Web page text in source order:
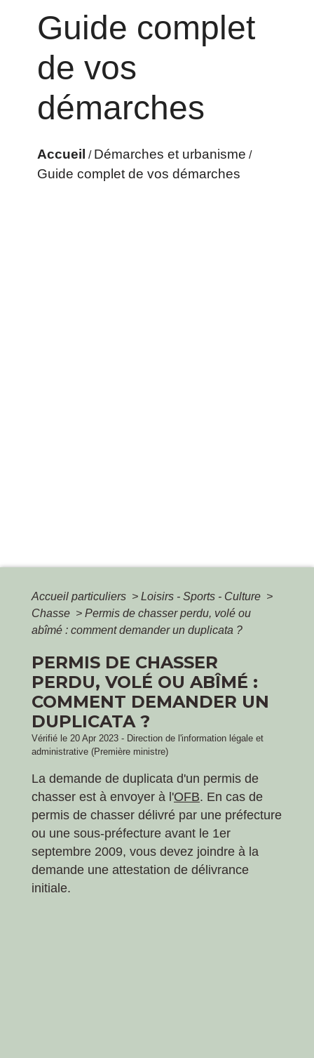
Guide complet
de vos
démarches
Accueil / Démarches et urbanisme /
Guide complet de vos démarches
Accueil particuliers > Loisirs - Sports - Culture >
Chasse > Permis de chasser perdu, volé ou
abîmé : comment demander un duplicata ?
PERMIS DE CHASSER
PERDU, VOLÉ OU ABÎMÉ :
COMMENT DEMANDER UN
DUPLICATA ?
Vérifié le 20 Apr 2023 - Direction de l'information légale et
administrative (Première ministre)
La demande de duplicata d'un permis de
chasser est à envoyer à l'OFB. En cas de
permis de chasser délivré par une préfecture
ou une sous-préfecture avant le 1er
septembre 2009, vous devez joindre à la
demande une attestation de délivrance
initiale.